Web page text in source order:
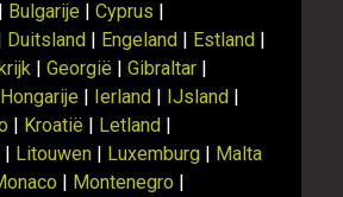
| Bulgarije | Cyprus |
Duitsland | Engeland | Estland |
| Georgië | Gibraltar |
Hongarije | Ierland | IJsland |
| Kroatië | Letland |
| Litouwen | Luxemburg | Malta
| Montenegro |